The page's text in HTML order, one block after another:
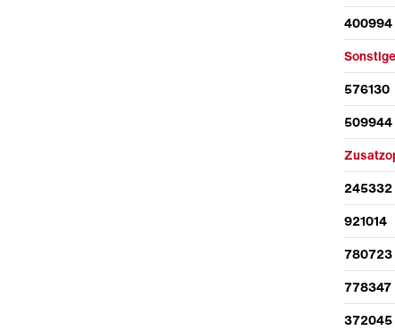
400994
576130
509944
245332
921014
780723
778347
372045